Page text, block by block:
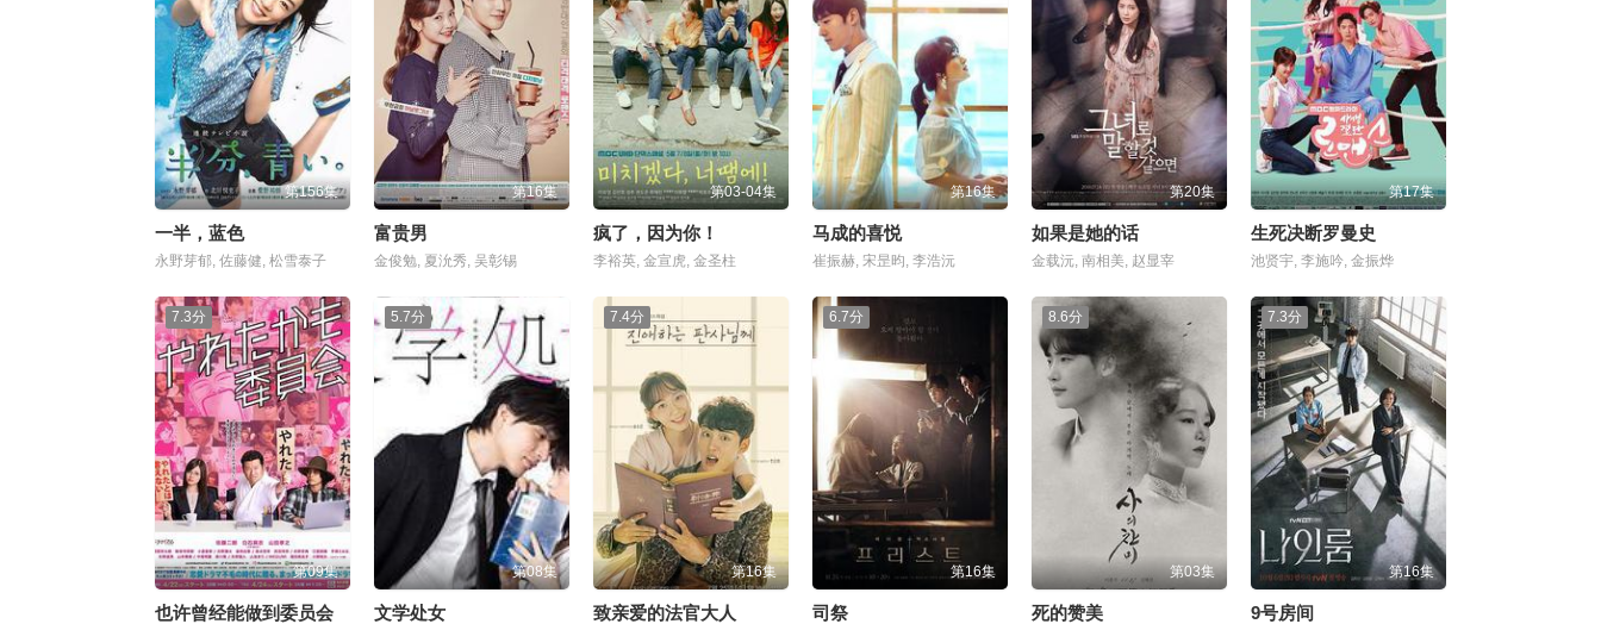
第156集
一半，蓝色
永野芽郁, 佐藤健, 松雪泰子
第16集
富贵男
金俊勉, 夏沇秀, 吴彰锡
第03-04集
疯了，因为你！
李裕英, 金宣虎, 金圣柱
第16集
马成的喜悦
崔振赫, 宋昰昀, 李浩沅
第20集
如果是她的话
金载沅, 南相美, 赵显宰
第17集
生死决断罗曼史
池贤宇, 李施吟, 金振烨
7.3分
第09集
也许曾经能做到委员会
5.7分
第08集
文学处女
7.4分
第16集
致亲爱的法官大人
6.7分
第16集
司祭
8.6分
第03集
死的赞美
7.3分
第16集
9号房间